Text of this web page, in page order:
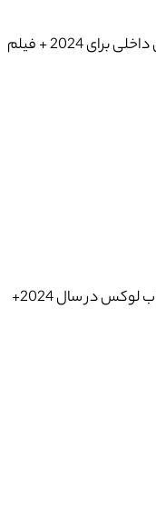
روندهای طراحی اتاق خواب لوکس در سال 2024+